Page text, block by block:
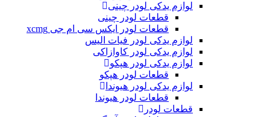
لوازم یدکی لودر چینی
قطعات لودر چینی
قطعات لودر ایکس سی ام جی xcmg
لوازم یدکی لودر فیات الیس
لوازم یدکی لودر کاوازاکی
لوازم یدکی لودر هپکو
قطعات لودر هپکو
لوازم یدکی لودر هیوندا
قطعات لودر هیوندا
قطعات لودر